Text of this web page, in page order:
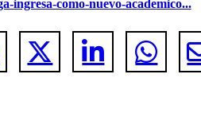
ingresa-como-nuevo-academico...